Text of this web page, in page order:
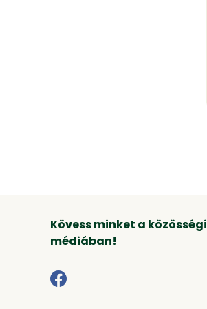
Kövess minket a közösségi
médiában!